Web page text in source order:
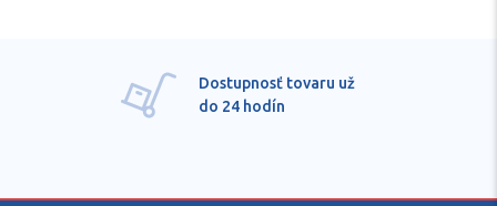
Pre každú položku
technické kvalifikované